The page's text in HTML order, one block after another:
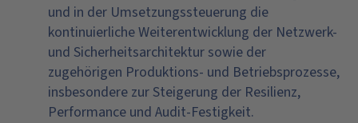
und in der Umsetzungssteuerung die
kontinuierliche Weiterentwicklung der Netzwerk-
und Sicherheitsarchitektur sowie der
zugehörigen Produktions- und Betriebsprozesse,
insbesondere zur Steigerung der Resilienz,
Performance und Audit-Festigkeit.